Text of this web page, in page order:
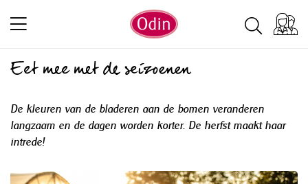
Eet mee met de seizoenen
De kleuren van de bladeren aan de bomen veranderen
langzaam en de dagen worden korter. De herfst maakt haar
intrede!